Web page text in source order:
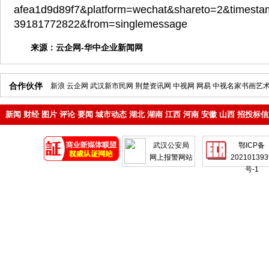
39181772822&from=singlemessage
来源： 云企网-华中企业新闻网
合作伙伴 新浪 云企网 武汉新市民网 荆楚资讯网 中视网 网易 中视名家书画艺
新闻 财经 图片 评论 要闻 城市动态 湖北 湖南 江西 河南 安徽 山西 招投标
武汉公安局
网上报警网站
鄂ICP备
号-1